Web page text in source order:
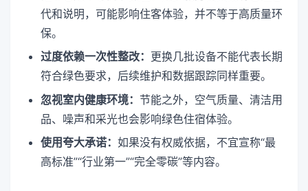
代和说明，可能影响住客体验，并不等于高质量环
保。
过度依赖一次性整改： 更换几批设备不能代表长期
符合绿色要求，后续维护和数据跟踪同样重要。
忽视室内健康环境： 节能之外，空气质量、清洁用
品、噪声和采光也会影响绿色住宿体验。
使用夸大承诺： 如果没有权威依据，不宜宣称“最
高标准”“行业第一”“完全零碳”等内容。